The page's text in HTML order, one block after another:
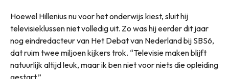
Hoewel Hillenius nu voor het onderwijs kiest, sluit hij
televisieklussen niet volledig uit. Zo was hij eerder dit jaar
nog eindredacteur van Het Debat van Nederland bij SBS6,
dat ruim twee miljoen kijkers trok. “Televisie maken blijft
natuurlijk altijd leuk, maar ik ben niet voor niets die opleiding